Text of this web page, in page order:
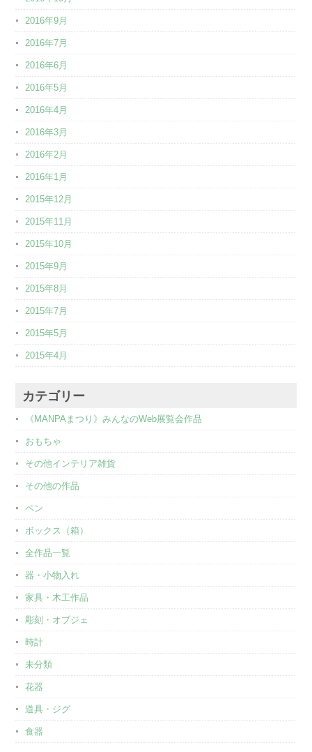
2016年9月
2016年7月
2016年6月
2016年5月
2016年4月
2016年3月
2016年2月
2016年1月
2015年12月
2015年11月
2015年10月
2015年9月
2015年8月
2015年7月
2015年5月
2015年4月
カテゴリー
《MANPAまつり》みんなのWeb展覧会作品
おもちゃ
その他インテリア雑貨
その他の作品
ペン
ボックス（箱）
全作品一覧
器・小物入れ
家具・木工作品
彫刻・オブジェ
時計
未分類
花器
道具・ジグ
食器